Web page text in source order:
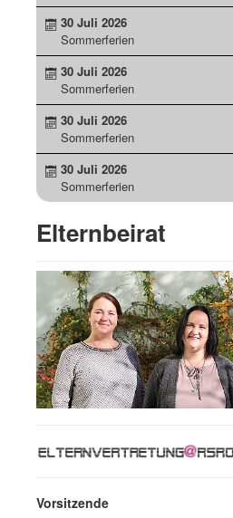
30 Juli 2026
Sommerferien
30 Juli 2026
Sommerferien
30 Juli 2026
Sommerferien
30 Juli 2026
Sommerferien
Elternbeirat
Vorsitzende